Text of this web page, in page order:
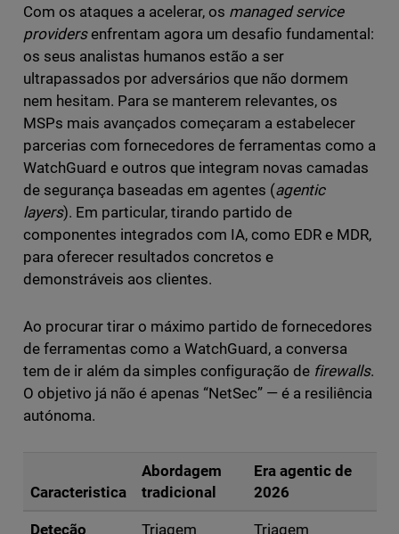
Com os ataques a acelerar, os managed service
providersenfrentam agora um desafio fundamental:
os seus analistas humanos estão a ser
ultrapassados por adversários que não dormem
nem hesitam. Para se manterem relevantes, os
MSPs mais avançados começaram a estabelecer
parcerias com fornecedores de ferramentas como a
WatchGuard e outros que integram novas camadas
de segurança baseadas em agentes (agentic
layers). Em particular, tirando partido de
componentes integrados com IA, como EDR e MDR,
para oferecer resultados concretos e
demonstráveis aos clientes.
Ao procurar tirar o máximo partido de fornecedores
de ferramentas como a WatchGuard, a conversa
tem de ir além da simples configuração de firewalls.
O objetivo já não é apenas “NetSec” — é a resiliência
autónoma.
Caracteristica
Abordagem
tradicional
Era agentic de
2026
Deteção Triagem Triagem